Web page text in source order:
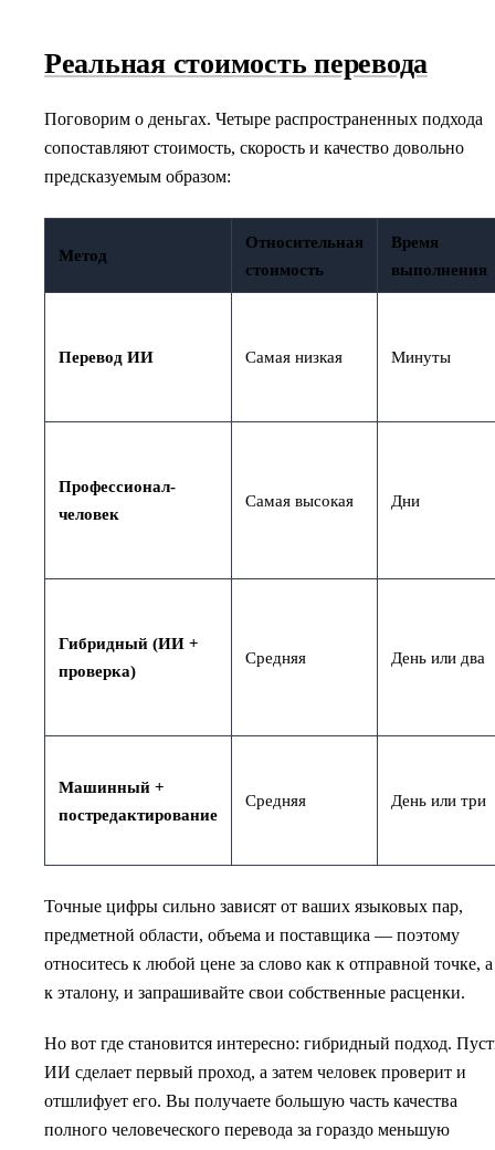
Реальная стоимость перевода
Поговорим о деньгах. Четыре распространенных подхода
сопоставляют стоимость, скорость и качество довольно
предсказуемым образом:
Метод
Относительная
стоимость
Время
выполнения
Перевод ИИ Самая низкая Минуты
Профессионал-
человек
Самая высокая Дни
Гибридный (ИИ +
проверка)
Средняя День или два
Машинный +
постредактирование
Средняя День или три
Точные цифры сильно зависят от ваших языковых пар,
предметной области, объема и поставщика — поэтому
относитесь к любой цене за слово как к отправной точке,
к эталону, и запрашивайте свои собственные расценки.
Но вот где становится интересно: гибридный подход.
ИИ сделает первый проход, а затем человек проверит и
отшлифует его. Вы получаете большую часть качества
полного человеческого перевода за гораздо меньшую